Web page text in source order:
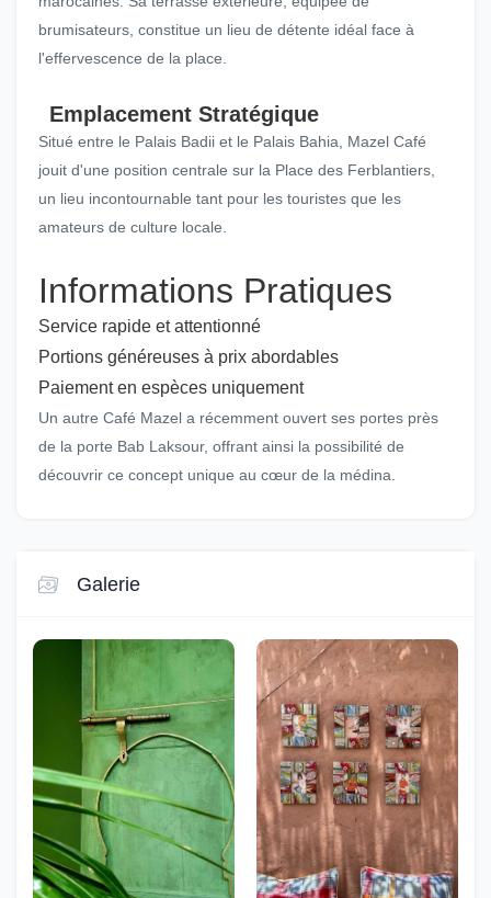
brumisateurs, constitue un lieu de détente idéal face à
l'effervescence de la place.
Emplacement Stratégique
Situé entre le Palais Badii et le Palais Bahia, Mazel Café
jouit d'une position centrale sur la Place des Ferblantiers,
un lieu incontournable tant pour les touristes que les
amateurs de culture locale.
Informations Pratiques
Service rapide et attentionné
Portions généreuses à prix abordables
Paiement en espèces uniquement
Un autre Café Mazel a récemment ouvert ses portes près
de la porte Bab Laksour, offrant ainsi la possibilité de
découvrir ce concept unique au cœur de la médina.
Galerie